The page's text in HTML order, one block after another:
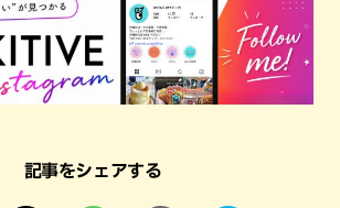
記事をシェアする